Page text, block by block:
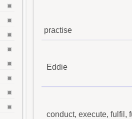
practise
Eddie
conduct, execute, fulfil,